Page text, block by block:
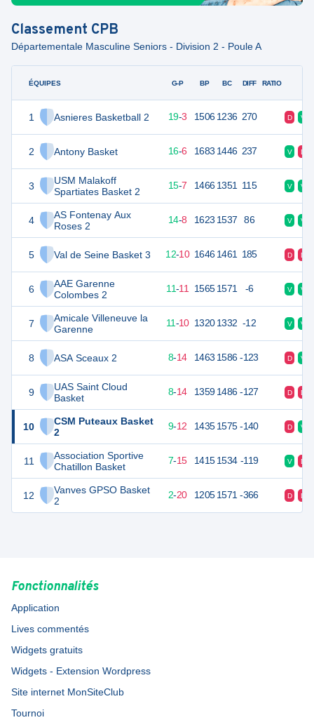
Classement CPB
Départementale Masculine Seniors - Division 2 - Poule A
ÉQUIPES
1 Asnieres Basketball 2
2 Antony Basket
3
USM Malakoff
Spartiates Basket 2
4
AS Fontenay Aux
Roses 2
5 Val de Seine Basket 3
6
AAE Garenne
Colombes 2
7
Amicale Villeneuve la
Garenne
8 ASA Sceaux 2
9
UAS Saint Cloud
Basket
10
CSM Puteaux Basket
2
11
Association Sportive
Chatillon Basket
12
Vanves GPSO Basket
2
G-P BP BC DIFF RATIO
41 22 19-3 1506 1236 270 D V
16-6 1683 1446 237 V D
15-7 1466 1351 115 V V
36 14-8 1623 1537 86 V V
34 22 12-10 1646 1461 185 D D
11-11 1565 1571 -6 V V
32 22 11-10 1320 1332 -12 V V
8-14 1463 1586 -123 D V
30 8-14 1359 1486 -127 D D
30 22 9-12 1435 1575 -140 D V
29 7-15 1415 1534 -119 V D
24 22 2-20 1205 1571 -366 D D
Fonctionnalités
Application
Lives commentés
Widgets gratuits
Widgets - Extension Wordpress
Site internet MonSiteClub
Tournoi